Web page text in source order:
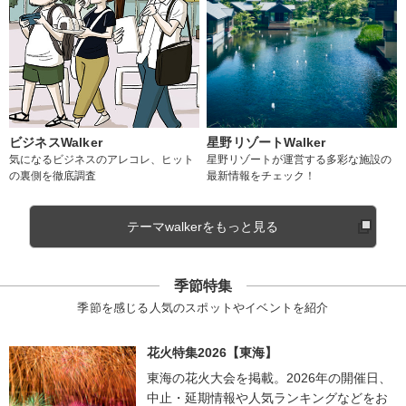
ビジネスWalker
気になるビジネスのアレコレ、ヒット
の裏側を徹底調査
星野リゾートWalker
星野リゾートが運営する多彩な施設の
最新情報をチェック！
テーマwalkerをもっと見る
季節特集
季節を感じる人気のスポットやイベントを紹介
花火特集2026【東海】
東海の花火大会を掲載。2026年の開催日、
中止・延期情報や人気ランキングなどをお